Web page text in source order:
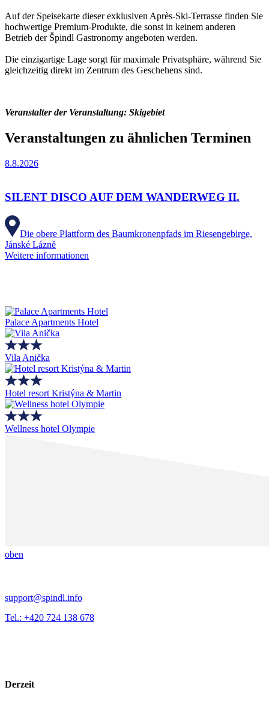
Auf der Speisekarte dieser exklusiven Après-Ski-Terrasse finden Sie
hochwertige Premium-Produkte, die sonst in keinem anderen
Betrieb der Špindl Gastronomy angeboten werden.
Die einzigartige Lage sorgt für maximale Privatsphäre, während Sie
gleichzeitig direkt im Zentrum des Geschehens sind.
Veranstalter der Veranstaltung: Skigebiet
Veranstaltungen zu ähnlichen Terminen
8.8.2026
SILENT DISCO AUF DEM WANDERWEG II.
Die obere Plattform des Baumkronenpfads im Riesengebirge,
Jánské Lázně
Weitere informationen
Palace Apartments Hotel
Vila Anička
Hotel resort Kristýna & Martin
Wellness hotel Olympie
oben
support@spindl.info
Tel.: +420 724 138 678
Derzeit